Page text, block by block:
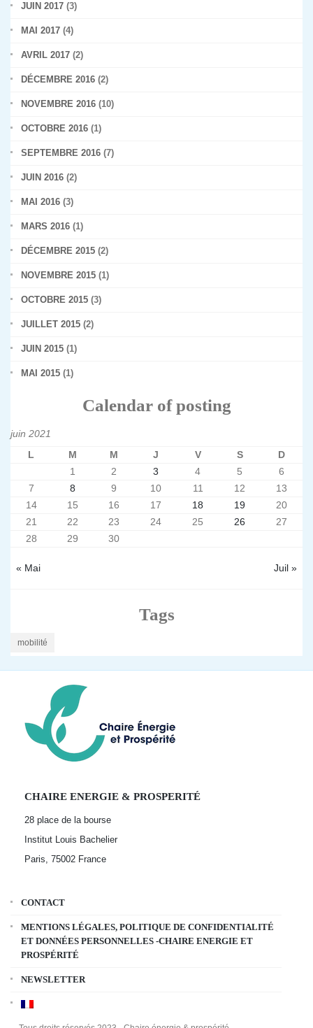
JUIN 2017 (3)
MAI 2017 (4)
AVRIL 2017 (2)
DÉCEMBRE 2016 (2)
NOVEMBRE 2016 (10)
OCTOBRE 2016 (1)
SEPTEMBRE 2016 (7)
JUIN 2016 (2)
MAI 2016 (3)
MARS 2016 (1)
DÉCEMBRE 2015 (2)
NOVEMBRE 2015 (1)
OCTOBRE 2015 (3)
JUILLET 2015 (2)
JUIN 2015 (1)
MAI 2015 (1)
Calendar of posting
juin 2021
L
M M J V S D
« Mai Juil »
1 2 3 4 5
6
7
8 9 10 11 12
13
14
15 16 17 18 19
20
21
22 23 24 25 26
27
28
29 30
Tags
mobilité
CHAIRE ENERGIE & PROSPERITÉ
28 place de la bourse
Institut Louis Bachelier
Paris, 75002 France
CONTACT
MENTIONS LÉGALES, POLITIQUE DE CONFIDENTIALITÉ
ET DONNÉES PERSONNELLES -CHAIRE ENERGIE ET
PROSPÉRITÉ
NEWSLETTER